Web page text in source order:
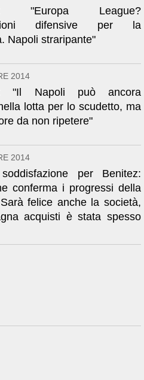
"Europa League?
difensive per la
Napoli straripante"
2014
"Il Napoli può ancora
lotta per lo scudetto, ma
da non ripetere"
2014
per Benitez:
conferma i progressi della
felice anche la società,
acquisti è stata spesso